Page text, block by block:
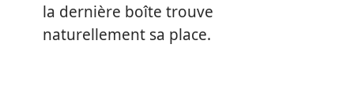
la dernière boîte trouve
naturellement sa place.